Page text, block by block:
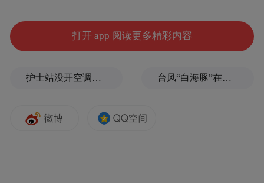
打开 app 阅读更多精彩内容
护士站没开空调、全员向领导打招呼被表扬？上海一民营医院回应 台风“白海豚”在浙江乐清二次登陆